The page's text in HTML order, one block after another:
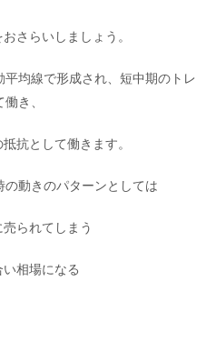
さらいしましょう。
均線で形成され、短中期のトレ
き、
抗として働きます。
の動きのパターンとしては
られてしまう
い相場になる